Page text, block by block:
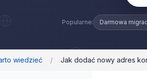
Darmowa
wiedzieć / Jak dodać nowy adres